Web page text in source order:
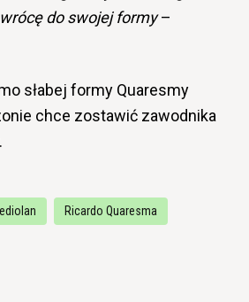
do swojej formy–
słabej formy Quaresmy
chce zostawić zawodnika
Ricardo Quaresma